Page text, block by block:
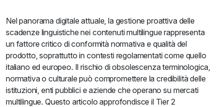
Nel panorama digitale attuale, la gestione proattiva delle
scadenze linguistiche nei contenuti multilingue rappresenta
un fattore critico di conformità normativa e qualità del
prodotto, soprattutto in contesti regolamentati come quello
italiano ed europeo. Il rischio di obsolescenza terminologica,
normativa o culturale può compromettere la credibilità delle
istituzioni, enti pubblici e aziende che operano su mercati
multilingue. Questo articolo approfondisce il Tier 2